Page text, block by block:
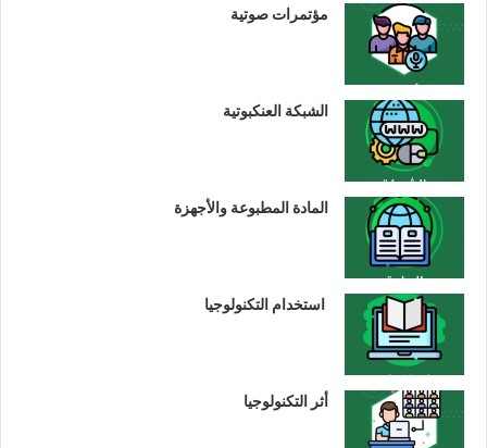
مؤتمرات صوتية
الشبكة العنكبوتية
المادة المطبوعة والأجهزة
استخدام التكنولوجيا
أثر التكنولوجيا